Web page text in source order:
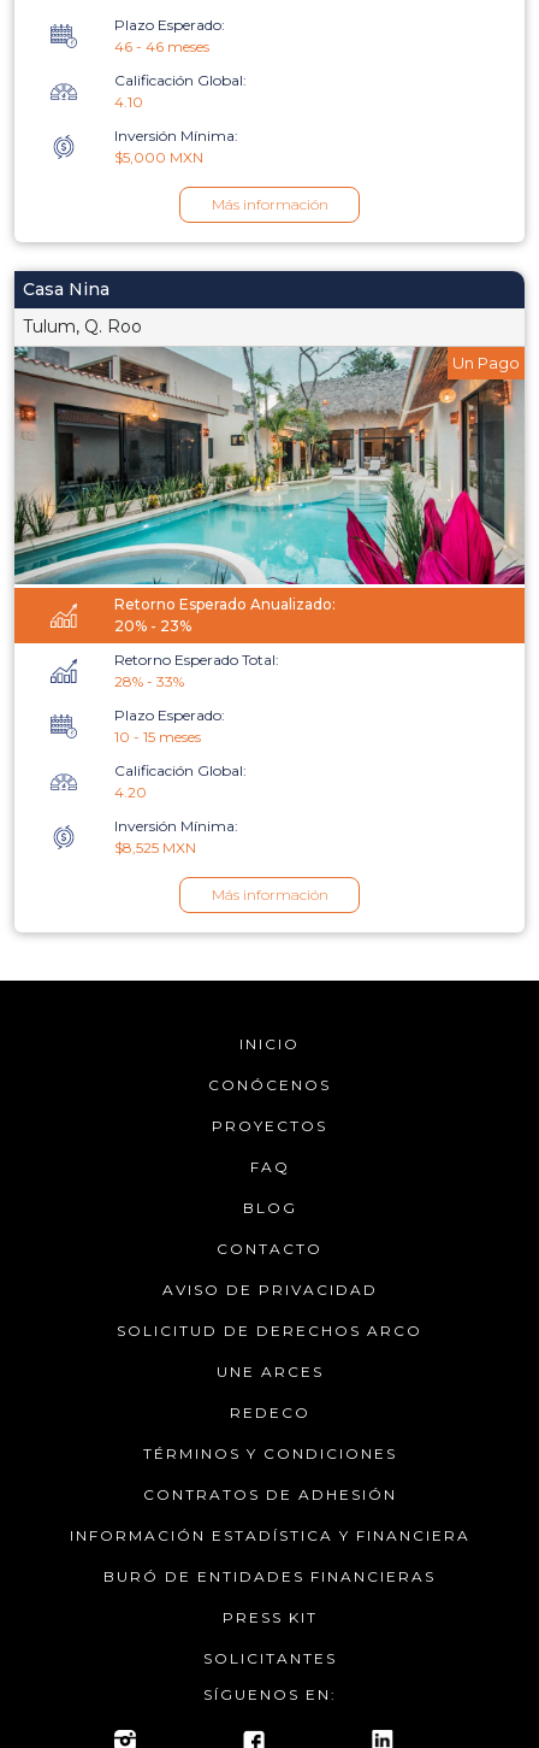
Plazo Esperado:
46 - 46 meses
Calificación Global:
4.10
Inversión Mínima:
$5,000 MXN
Más información
Casa Nina
Tulum, Q. Roo
Retorno Esperado Anualizado:
20% - 23%
Retorno Esperado Total:
28% - 33%
Plazo Esperado:
10 - 15 meses
Calificación Global:
4.20
Inversión Mínima:
$8,525 MXN
Más información
Un Pago
INICIO
CONÓCENOS
PROYECTOS
FAQ
BLOG
CONTACTO
AVISO DE PRIVACIDAD
SOLICITUD DE DERECHOS ARCO
UNE ARCES
REDECO
TÉRMINOS Y CONDICIONES
CONTRATOS DE ADHESIÓN
INFORMACIÓN ESTADÍSTICA Y FINANCIERA
BURÓ DE ENTIDADES FINANCIERAS
PRESS KIT
SOLICITANTES
SÍGUENOS EN: